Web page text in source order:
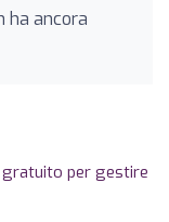
ha ancora
gratuito per gestire